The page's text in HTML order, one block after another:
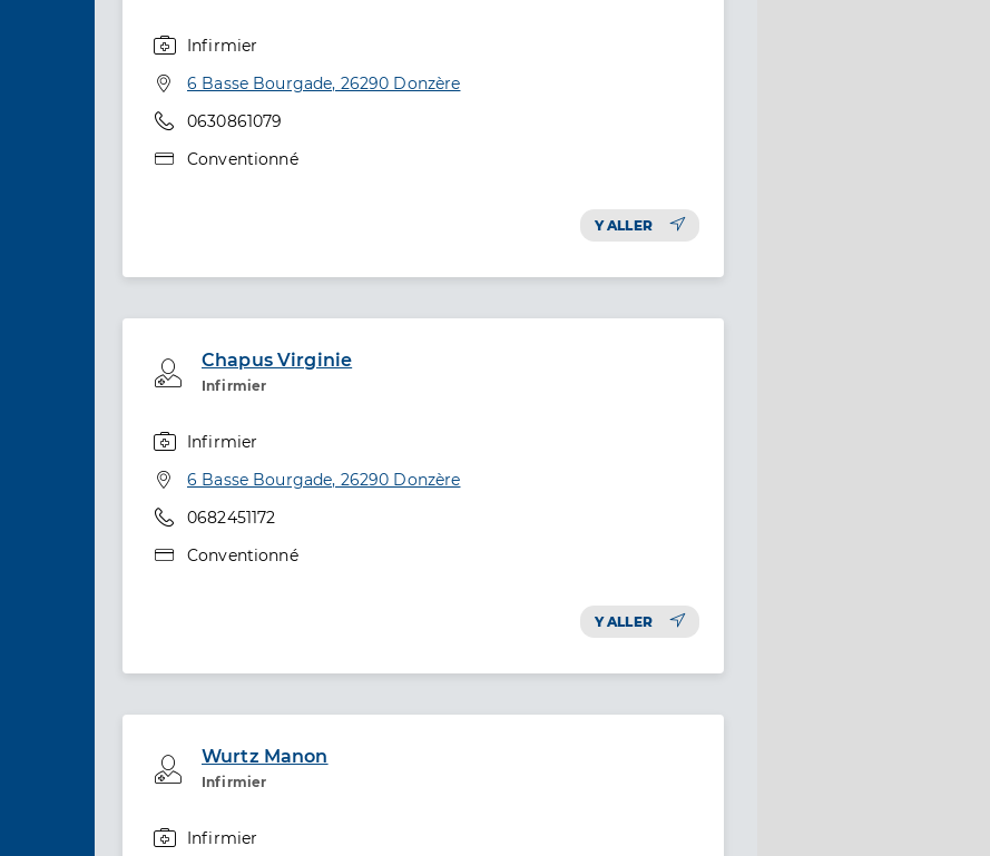
Infirmier
Adresse
6 Basse Bourgade, 26290 Donzère
Téléphone
0630861079
Type de convention
Conventionné
Y ALLER
Chapus Virginie
Infirmier
Professionel de santé
Infirmier
Adresse
6 Basse Bourgade, 26290 Donzère
Téléphone
0682451172
Type de convention
Conventionné
Y ALLER
Wurtz Manon
Infirmier
Professionel de santé
Infirmier